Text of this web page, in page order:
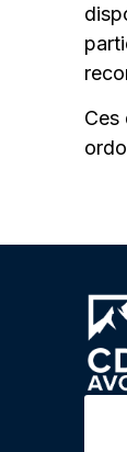
Ces